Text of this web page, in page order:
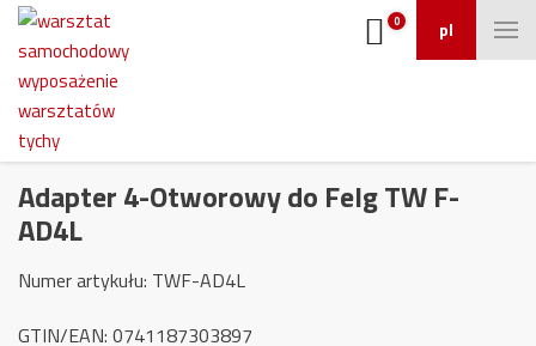
pl
0
Adapter 4-Otworowy do Felg TW F-
AD4L
Numer artykułu: TWF-AD4L
GTIN/EAN: 0741187303897